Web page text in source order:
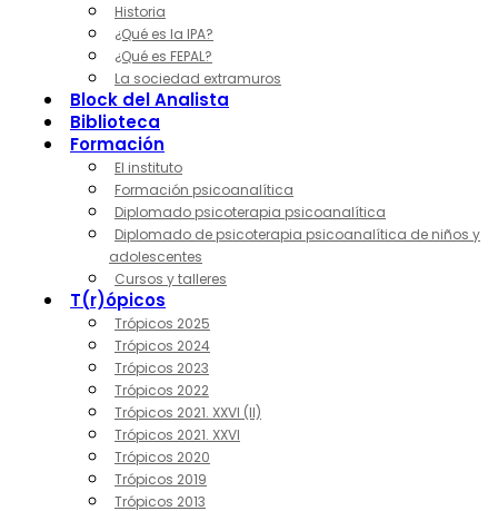
Historia
¿Qué es la IPA?
¿Qué es FEPAL?
La sociedad extramuros
Block del Analista
Biblioteca
Formación
El instituto
Formación psicoanalítica
Diplomado psicoterapia psicoanalítica
Diplomado de psicoterapia psicoanalítica de niños y
adolescentes
Cursos y talleres
T(r)ópicos
Trópicos 2025
Trópicos 2024
Trópicos 2023
Trópicos 2022
Trópicos 2021. XXVI (II)
Trópicos 2021. XXVI
Trópicos 2020
Trópicos 2019
Trópicos 2013